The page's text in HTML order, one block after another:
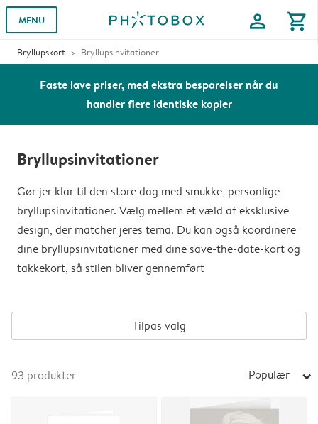
MENU profile shopping_cart
Bryllupskort Bryllupsinvitationer
Faste lave priser, med ekstra besparelser når du
handler flere identiske kopier
Bryllupsinvitationer
Gør jer klar til den store dag med smukke, personlige
bryllupsinvitationer. Vælg mellem et væld af eksklusive
design, der matcher jeres tema. Du kan også koordinere
dine bryllupsinvitationer med dine save-the-date-kort og
takkekort, så stilen bliver gennemført
Tilpas valg
93 produkter Populær arrow_right